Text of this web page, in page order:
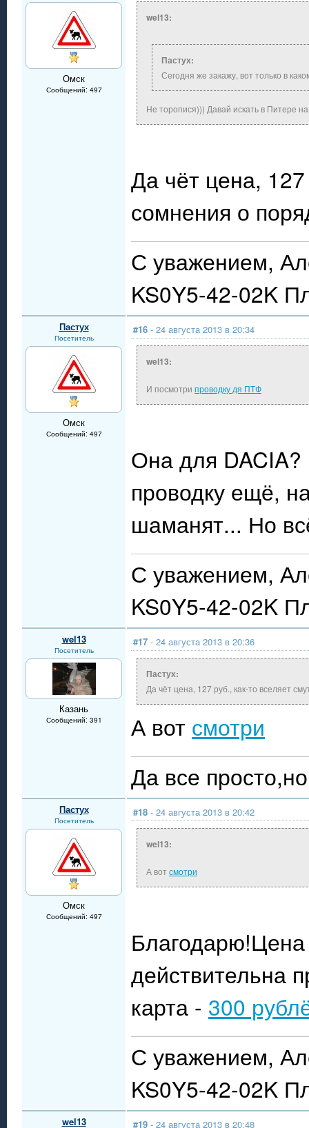
Омск
Сообщений: 497
wel13:
Пастух:
Сегодня же закажу, вот только в
Не торопися))) Давай искать в Питере
Да чёт цена,
сомнения о
С уважением,
KS0Y5-42-02K
Пастух
Посетитель
Омск
Сообщений: 497
#16 - 24 августа 2013 в 20:34
wel13:
И посмотри проводку дя ПТФ
Она для
проводку ещё,
шаманят... Но
С уважением,
KS0Y5-42-02K
wel13
Посетитель
Казань
Сообщений: 391
#17 - 24 августа 2013 в 20:36
Пастух:
Да чёт цена, 127 руб., как-то вселяет
А вот смотри
Да все
Пастух
Посетитель
Омск
Сообщений: 497
#18 - 24 августа 2013 в 20:42
wel13:
А вотсмотри
Благодарю!Цена
действительна
карта - 300
С уважением,
KS0Y5-42-02K
wel13 #19 - 24 августа 2013 в 20:48